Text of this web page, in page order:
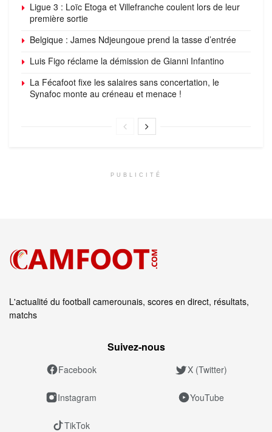
Ligue 3 : Loïc Etoga et Villefranche coulent lors de leur
première sortie
Belgique : James Ndjeungoue prend la tasse d’entrée
Luis Figo réclame la démission de Gianni Infantino
La Fécafoot fixe les salaires sans concertation, le
Synafoc monte au créneau et menace !
PUBLICITÉ
L'actualité du football camerounais, scores en direct, résultats,
matchs
Suivez‑nous
Facebook X (Twitter)
Instagram YouTube
TikTok